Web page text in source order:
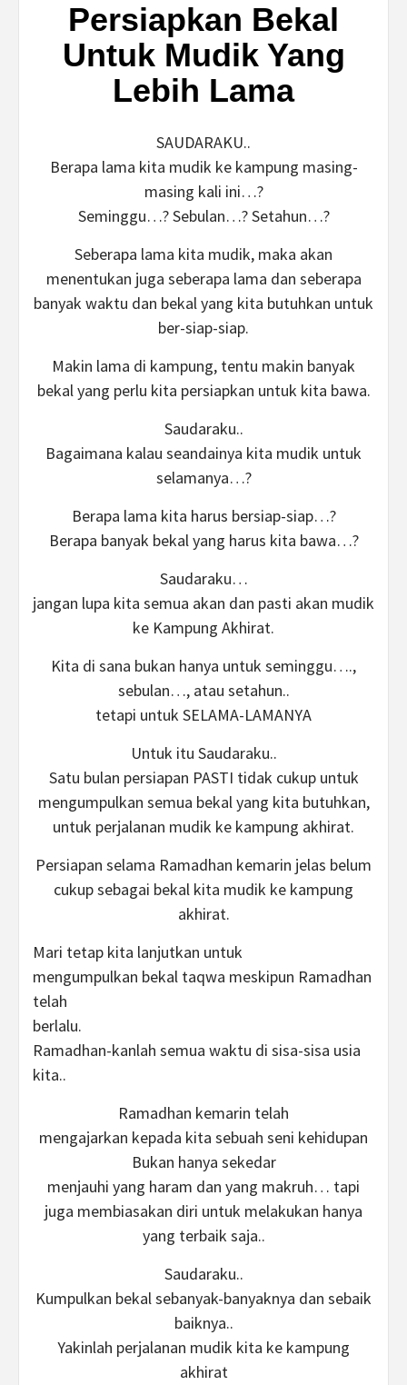
Persiapkan Bekal
Untuk Mudik Yang
Lebih Lama
SAUDARAKU..
Berapa lama kita mudik ke kampung masing-
masing kali ini…?
Seminggu…? Sebulan…? Setahun…?
Seberapa lama kita mudik, maka akan
menentukan juga seberapa lama dan seberapa
banyak waktu dan bekal yang kita butuhkan untuk
ber-siap-siap.
Makin lama di kampung, tentu makin banyak
bekal yang perlu kita persiapkan untuk kita bawa.
Saudaraku..
Bagaimana kalau seandainya kita mudik untuk
selamanya…?
Berapa lama kita harus bersiap-siap…?
Berapa banyak bekal yang harus kita bawa…?
Saudaraku…
jangan lupa kita semua akan dan pasti akan mudik
ke Kampung Akhirat.
Kita di sana bukan hanya untuk seminggu….,
sebulan…, atau setahun..
tetapi untuk SELAMA-LAMANYA
Untuk itu Saudaraku..
Satu bulan persiapan PASTI tidak cukup untuk
mengumpulkan semua bekal yang kita butuhkan,
untuk perjalanan mudik ke kampung akhirat.
Persiapan selama Ramadhan kemarin jelas belum
cukup sebagai bekal kita mudik ke kampung
akhirat.
Mari tetap kita lanjutkan untuk
mengumpulkan bekal taqwa meskipun Ramadhan
telah
berlalu.
Ramadhan-kanlah semua waktu di sisa-sisa usia
kita..
Ramadhan kemarin telah
mengajarkan kepada kita sebuah seni kehidupan
Bukan hanya sekedar
menjauhi yang haram dan yang makruh… tapi
juga membiasakan diri untuk melakukan hanya
yang terbaik saja..
Saudaraku..
Kumpulkan bekal sebanyak-banyaknya dan sebaik
baiknya..
Yakinlah perjalanan mudik kita ke kampung
akhirat